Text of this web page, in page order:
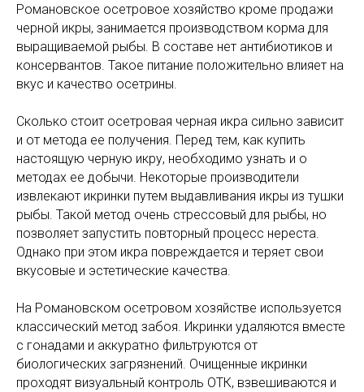
Романовское осетровое хозяйство кроме продажи
черной икры, занимается производством корма для
выращиваемой рыбы. В составе нет антибиотиков и
консервантов. Такое питание положительно влияет на
вкус и качество осетрины.
Сколько стоит осетровая черная икра сильно зависит
и от метода ее получения. Перед тем, как купить
настоящую черную икру, необходимо узнать и о
методах ее добычи. Некоторые производители
извлекают икринки путем выдавливания икры из тушки
рыбы. Такой метод очень стрессовый для рыбы, но
позволяет запустить повторный процесс нереста.
Однако при этом икра повреждается и теряет свои
вкусовые и эстетические качества.
На Романовском осетровом хозяйстве используется
классический метод забоя. Икринки удаляются вместе
с гонадами и аккуратно фильтруются от
биологических загрязнений. Очищенные икринки
проходят визуальный контроль ОТК, взвешиваются и